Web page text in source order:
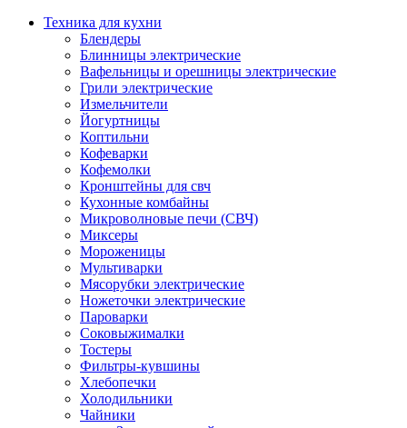
Техника для кухни
Блендеры
Блинницы электрические
Вафельницы и орешницы электрические
Грили электрические
Измельчители
Йогуртницы
Коптильни
Кофеварки
Кофемолки
Кронштейны для свч
Кухонные комбайны
Микроволновые печи (СВЧ)
Миксеры
Мороженицы
Мультиварки
Мясорубки электрические
Ножеточки электрические
Пароварки
Соковыжималки
Тостеры
Фильтры-кувшины
Хлебопечки
Холодильники
Чайники